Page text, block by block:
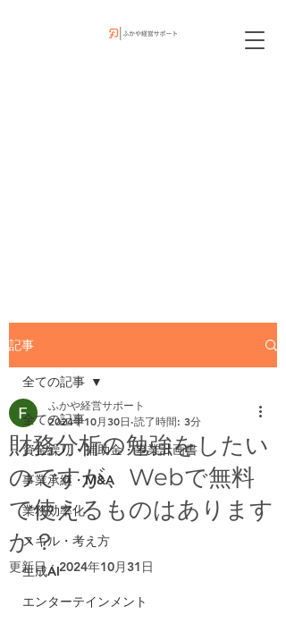
記事
全ての記事
資金繰り・補助金・事業計画書
事業承継・M&A
業務効率化
スキル・考え方
生成AI
エンターテインメント
全ての記事
財務分析の勉強をしたい
のですが、Webで無料
で使えるものはあります
か？
ふかや経営サポート
2024年10月30日 読了時間: 3分
更新日：2024年10月31日